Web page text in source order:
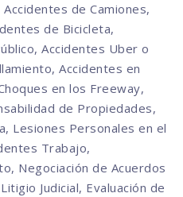
de Camiones,
de Bicicleta,
Accidentes Uber o
Accidentes en
en los Freeway,
de Propiedades,
Lesiones Personales en el
Trabajo,
Negociación de Acuerdos
Judicial, Evaluación de